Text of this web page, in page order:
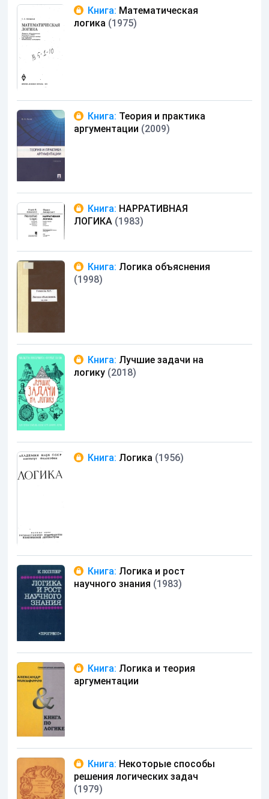
Книга: Математическая
логика (1975)
Книга: Теория и практика
аргументации (2009)
Книга: НАРРАТИВНАЯ
ЛОГИКА (1983)
Книга: Логика объяснения
(1998)
Книга: Лучшие задачи на
логику (2018)
Книга: Логика (1956)
Книга: Логика и рост
научного знания (1983)
Книга: Логика и теория
аргументации
Книга: Некоторые способы
решения логических задач
(1979)